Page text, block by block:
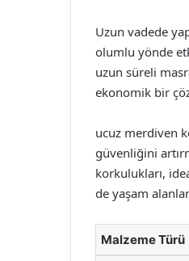
Uzun vadede
olumlu yönde
uzun süreli
ekonomik bir
ucuz merdiven
güvenliğini
korkulukları,
de yaşam
Malzeme Türü